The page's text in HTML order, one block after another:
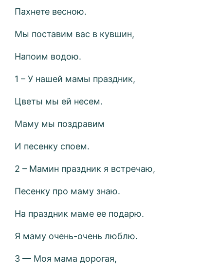
Пахнете весною.
Мы поставим вас в кувшин,
Напоим водою.
1 – У нашей мамы праздник,
Цветы мы ей несем.
Маму мы поздравим
И песенку споем.
2 – Мамин праздник я встречаю,
Песенку про маму знаю.
На праздник маме ее подарю.
Я маму очень-очень люблю.
3 — Моя мама дорогая,